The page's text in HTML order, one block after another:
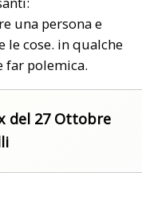
una persona e
le cose. in qualche
far polemica.
del 27 Ottobre